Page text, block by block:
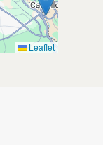
Leaflet